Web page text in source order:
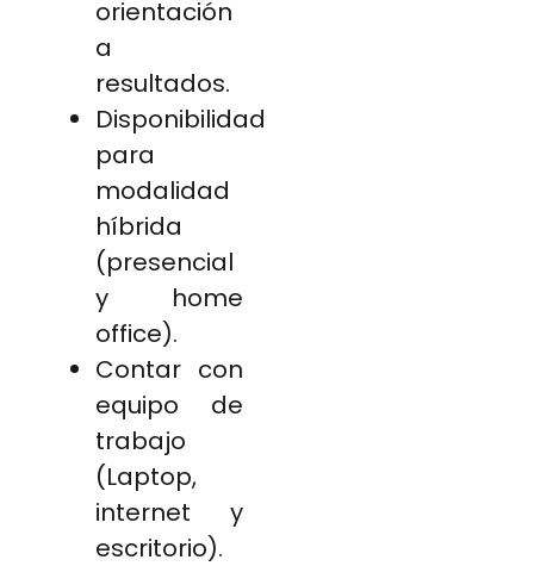
orientación
a
resultados.
Disponibilidad
para
modalidad
híbrida
(presencial
y home
office).
Contar con
equipo de
trabajo
(Laptop,
internet y
escritorio).